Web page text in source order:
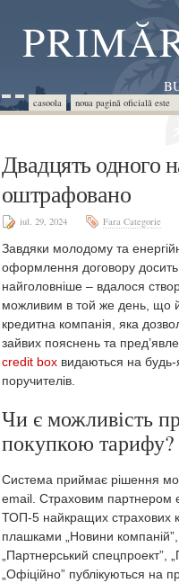
casoola noua pagină oficială
Двадцять одного
оштрафовано
iul. 29, 2024 Fara Categorie
Завдяки молодому та
оформлення договору досить
найголовніше – вдалося
можливим в той же день, що
кредитна компанія, яка
зайвих пояснень та
credit box видаються на будь-
поручителів.
Чи є можливість
покупкою тарифу?
Система приймає рішення
email. Страховим партнером
ТОП-5 найкращих страхових
плашками „Новини
„Партнерський спецпроект”,
„Офіційно” публікуються на